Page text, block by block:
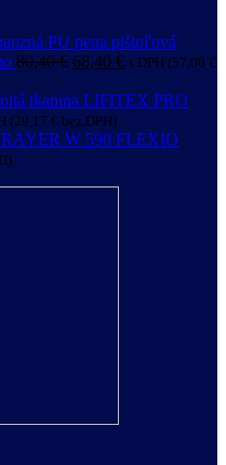
PU pena pištoľová
80,40€ 68,40 € s DPH (57,00 €
tkanina LIFITEX PRO
(29,17 € bez DPH)
W 590 FLEXIO